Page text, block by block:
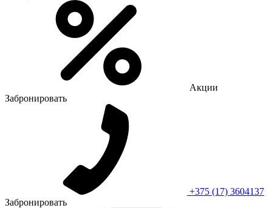
Акции
Забронировать
+375 (17) 3604137
Забронировать